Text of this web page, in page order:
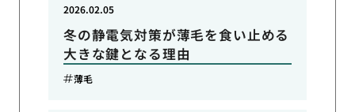
冬の静電気対策が薄毛を食い止める
大きな鍵となる理由
2026.02.05
薄毛